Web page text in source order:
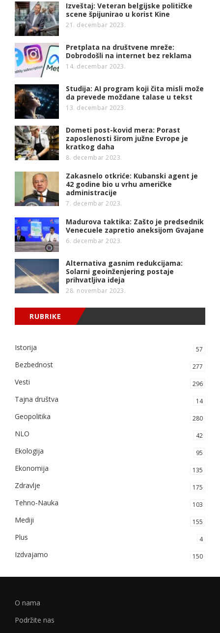
Izveštaj: Veteran belgijske političke
scene špijunirao u korist Kine
21. decembar 2023.
Pretplata na društvene mreže:
Dobrodošli na internet bez reklama
14. decembar 2023.
Studija: AI program koji čita misli može
da prevede moždane talase u tekst
13. decembar 2023.
Dometi post-kovid mera: Porast
zaposlenosti širom južne Evrope je
kratkog daha
8. decembar 2023.
Zakasnelo otkriće: Kubanski agent je
42 godine bio u vrhu američke
administracije
7. decembar 2023.
Madurova taktika: Zašto je predsednik
Venecuele zapretio aneksijom Gvajane
6. decembar 2023.
Alternativa gasnim redukcijama:
Solarni geoinženjering postaje
prihvatljiva ideja
28. novembar 2023.
RUBRIKE
Istorija 57
Bezbednost 277
Vesti 296
Tajna društva 14
Geopolitika 280
NLO 42
Ekologija 95
Ekonomija 135
Zdravlje 175
Tehno-Nauka 103
Mediji 155
Plus 4
Izdvajamo 150
O nama
Podržite nas